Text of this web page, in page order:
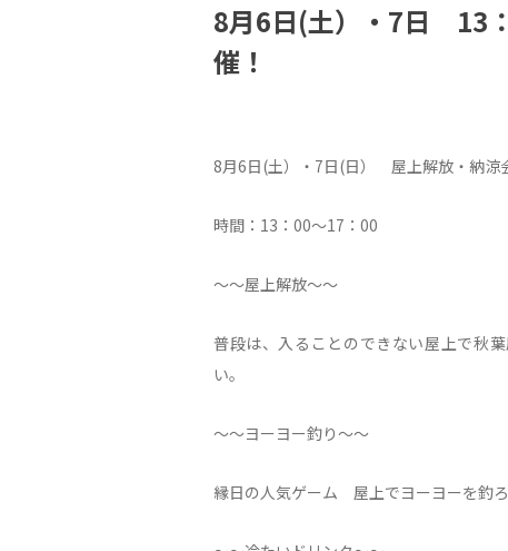
8月6日(土）・7日 13
催！
8月6日(土）・7日(日） 屋上解放・納涼
時間： 13 ： 00～17 ： 00
〜〜屋上解放〜〜
普段は、入ることのできない屋上で秋
い。
〜〜ヨーヨー釣り〜〜
縁日の人気ゲーム 屋上でヨーヨーを釣ろ